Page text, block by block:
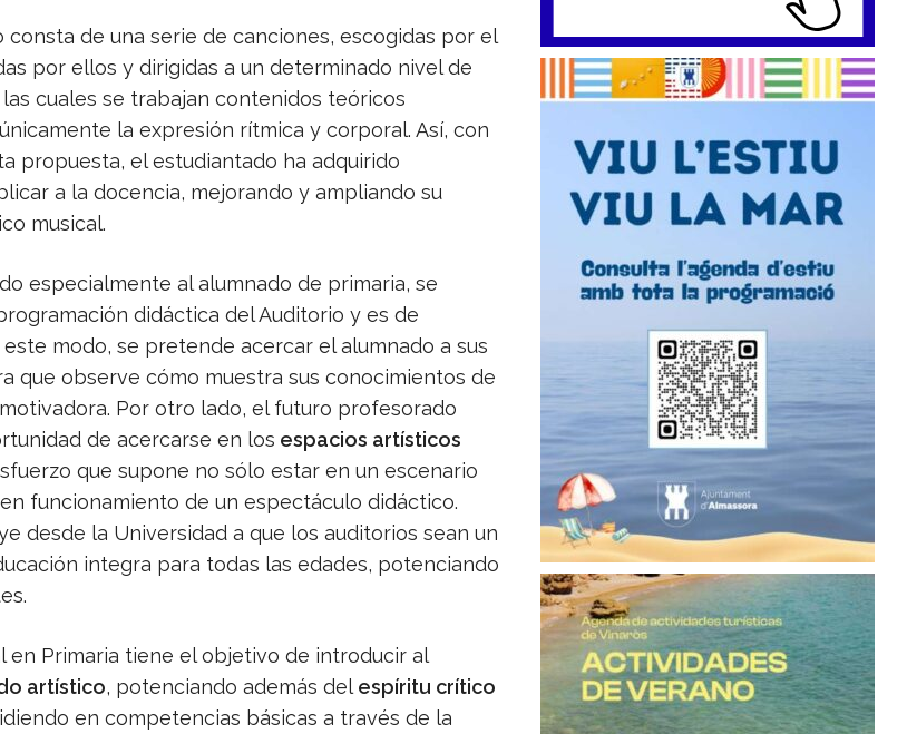
de una serie de canciones, escogidas por el
por ellos y dirigidas a un determinado nivel de
cuales se trabajan contenidos teóricos
la expresión rítmica y corporal. Así, con
propuesta, el estudiantado ha adquirido
a la docencia, mejorando y ampliando su
musical.
especialmente al alumnado de primaria, se
didáctica del Auditorio y es de
modo, se pretende acercar el alumnado a sus
que observe cómo muestra sus conocimientos de
Por otro lado, el futuro profesorado
de acercarse en los espacios artísticos
que supone no sólo estar en un escenario
funcionamiento de un espectáculo didáctico.
desde la Universidad a que los auditorios sean un
integra para todas las edades, potenciando
en Primaria tiene el objetivo de introducir al
artístico, potenciando además del espíritu crítico
en competencias básicas a través de la